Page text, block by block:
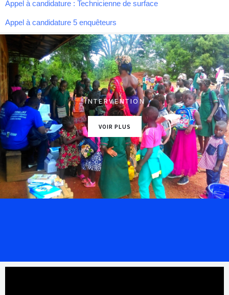
Appel à candidature : Technicienne de surface
Appel à candidature 5 enquêteurs
INTERVENTION
VOIR PLUS